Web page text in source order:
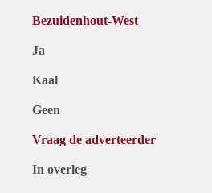
Bezuidenhout-West
Ja
Kaal
Geen
Vraag de adverteerder
In overleg